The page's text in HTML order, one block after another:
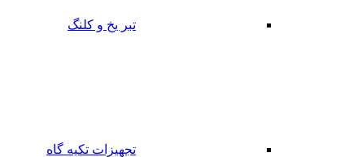
تبر یخ و کلنگ
تجهیزات تکیه گاه